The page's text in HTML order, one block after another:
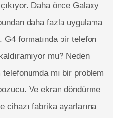
Daha önce Galaxy
daha fazla uygulama
G4 formatında bir telefon
mu? Neden
telefonumda mı bir problem
Ve ekran döndürme
cihazı fabrika ayarlarına